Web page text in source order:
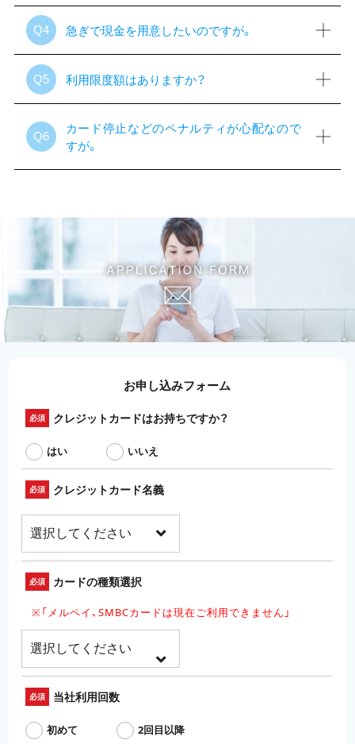
Q4 急ぎで現金を用意したいのですが。
Q5 利用限度額はありますか？
Q6
カード停止などのペナルティが心配なので
すが。
お申し込みフォーム
必須 クレジットカードはお持ちですか？
はい いいえ
必須 クレジットカード名義
必須 カードの種類選択
※「メルペイ、SMBCカードは現在ご利用できません」
必須 当社利用回数
初めて 2回目以降